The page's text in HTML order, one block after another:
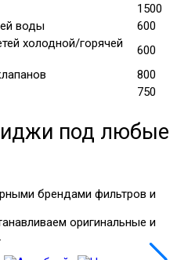
1500
воды
600
холодной/горячей
600
800
750
под любые
брендами фильтров и
оригинальные и